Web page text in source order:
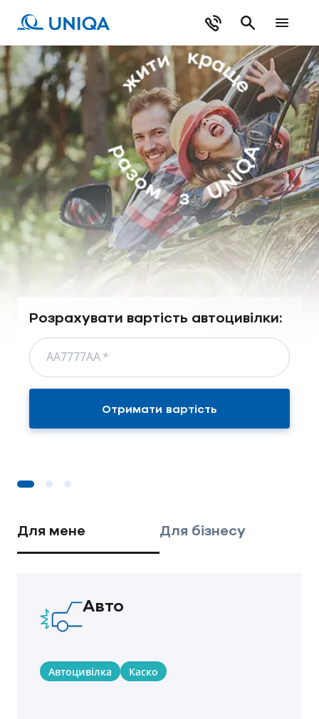
Розрахувати вартість автоцивілки:
АА7777АА*
Отримати вартість
Для мене Для бізнесу
Авто
Автоцивілка Каско